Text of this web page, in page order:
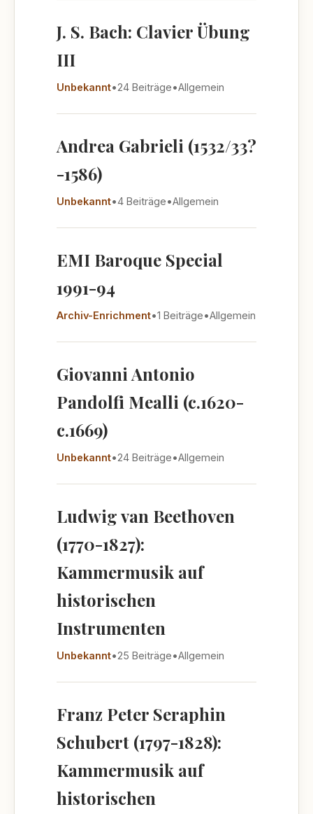
J. S. Bach: Clavier Übung
III
Unbekannt•24 Beiträge•Allgemein
Andrea Gabrieli (1532/33?
-1586)
Unbekannt•4 Beiträge•Allgemein
EMI Baroque Special
1991-94
Archiv-Enrichment•1 Beiträge•Allgemein
Giovanni Antonio
Pandolfi Mealli (c.1620-
c.1669)
Unbekannt•24 Beiträge•Allgemein
Ludwig van Beethoven
(1770-1827):
Kammermusik auf
historischen
Instrumenten
Unbekannt•25 Beiträge•Allgemein
Franz Peter Seraphin
Schubert (1797-1828):
Kammermusik auf
historischen